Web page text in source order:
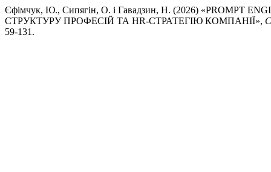
Єфімчук, Ю., Сипягін, О. і Гавадзин, Н. (2026)
СТРУКТУРУ ПРОФЕСІЙ ТА HR-СТРАТЕГІЮ КОМПАНІЇ»,
59-131.